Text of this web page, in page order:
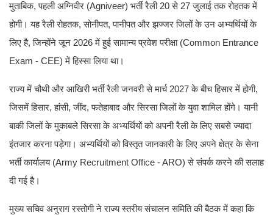
मुताबिक, पहली अग्निवीर (Agniveer) भर्ती रैली 20 से 27 जुलाई तक रोहतक में
होगी। यह रैली रोहतक, सोनीपत, पानीपत और झज्जर जिलों के उन अभ्यर्थियों के
लिए है, जिन्होंने जून 2026 में हुई सामान्य प्रवेश परीक्षा (Common Entrance
Exam - CEE) में हिस्सा लिया था।
राज्य में चौथी और आखिरी भर्ती रैली जनवरी से मार्च 2027 के बीच हिसार में होगी,
जिसमें हिसार, हांसी, जींद, फतेहाबाद और सिरसा जिलों के युवा शामिल होंगे। यानी
बाकी जिलों के मुकाबले सिरसा के अभ्यर्थियों को अपनी रैली के लिए सबसे ज्यादा
इंतजार करना पड़ेगा। अभ्यर्थियों को विस्तृत जानकारी के लिए अपने क्षेत्र के सेना
भर्ती कार्यालय (Army Recruitment Office - ARO) से संपर्क करने की सलाह
दी गई है।
मुख्य सचिव अनुराग रस्तोगी ने राज्य स्तरीय संचालन समिति की बैठक में कहा कि